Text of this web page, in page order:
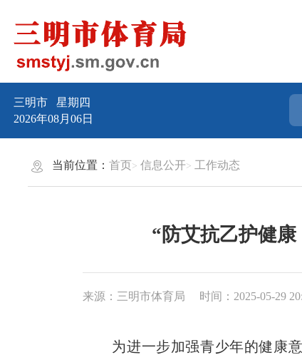
三明市星期四
2026年08月06日
当前位置：首页 信息公开 工作动态
“防艾抗乙护健
来源：三明市体育局 时间：2025-05-29
为进一步加强青少年的健康意